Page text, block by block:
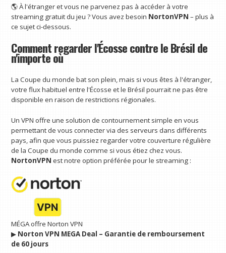
🌎 À l'étranger et vous ne parvenez pas à accéder à votre
streaming gratuit du jeu ? Vous avez besoin NortonVPN – plus à
ce sujet ci-dessous.
Comment regarder l'Écosse contre le Brésil de
n'importe où
La Coupe du monde bat son plein, mais si vous êtes à l'étranger,
votre flux habituel entre l'Écosse et le Brésil pourrait ne pas être
disponible en raison de restrictions régionales.
Un VPN offre une solution de contournement simple en vous
permettant de vous connecter via des serveurs dans différents
pays, afin que vous puissiez regarder votre couverture régulière
de la Coupe du monde comme si vous étiez chez vous.
NortonVPN est notre option préférée pour le streaming :
MÉGA offre Norton VPN
▶︎ Norton VPN MEGA Deal – Garantie de remboursement
de 60 jours